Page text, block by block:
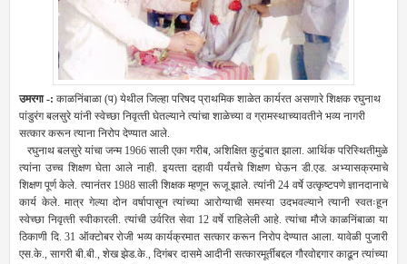
उमरगा -: काळनिंबाळा (प) येथील जिल्‍हा परिषद प्राथमिक शाळेत कार्यरत असणारे शिक्षक रघुनाथ
पांडुरंग बलसुरे यांनी स्‍वेच्‍छा निवृत्‍ती घेतल्‍याने त्‍यांचा शाळेच्‍या व ग्रामस्‍थाच्‍यावतीने भव्‍य नागरी
सत्‍कार करून त्‍याना निरोप देण्‍यात आले.
रघुनाथ बलसुरे यांचा जन्‍म 1966 साली एका गरीब, अशिक्षि‍त कुटुंबात झाला. आर्थिक परिस्थितीमुळे
त्‍यांना उच्‍च शिक्षण घेता आले नाही. इयत्‍ता दहावी पर्यंतचे शिक्षण घेऊन डी.एड. अभ्‍यासक्रमाचे
शिक्षण पूर्ण केले. त्‍यानंतर 1988 साली शिक्षक म्‍हणून रूजू झाले. त्‍यांनी 24 वर्षे उत्‍कृष्‍टपणे ज्ञानदानाचे
कार्य केले. मात्र गेल्‍या दोन वर्षापासून त्‍यांच्‍या आरोग्‍याची समस्‍या उदभवल्‍याने त्‍यानी स्‍वतःहून
स्‍वेच्‍छा निवृत्‍ती स्‍वीकारली. त्‍यांची उर्वरित सेवा 12 वर्षे राहिलेली आहे. त्‍यांचा मौजे काळनिंबाळा या
ठिकाणी दि. 31 ऑक्‍टोबर रोजी भव्‍य कार्यक्रमात सत्‍कार करून निरोप देण्‍यात आला. यावेळी पुजारी
एस.के., सागरी बी.बी., शेख झेड.के., दिगंबर दासमे आदीनी सत्‍कारमूर्तीबद्दल गौरवोद्दगार काढून त्‍यांच्‍या